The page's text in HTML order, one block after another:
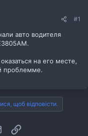
#1
авто водителя
на его месте,
проблемме.
щоб відповісти.
E-mailПосилання